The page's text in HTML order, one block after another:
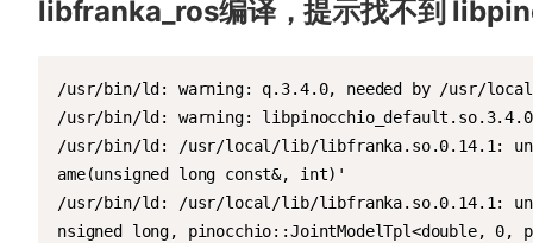
libfranka_ros编译，提示找不到
/usr/bin/ld: warning: q.3.4.0, needed by /usr/
/usr/bin/ld: warning:
/usr/bin/ld: /usr/local/lib/libfranka.so.0.14.1:
ame(unsigned long const&, int)'
/usr/bin/ld: /usr/local/lib/libfranka.so.0.14.1:
nsigned long, pinocchio::JointModelTpl<double, 0,